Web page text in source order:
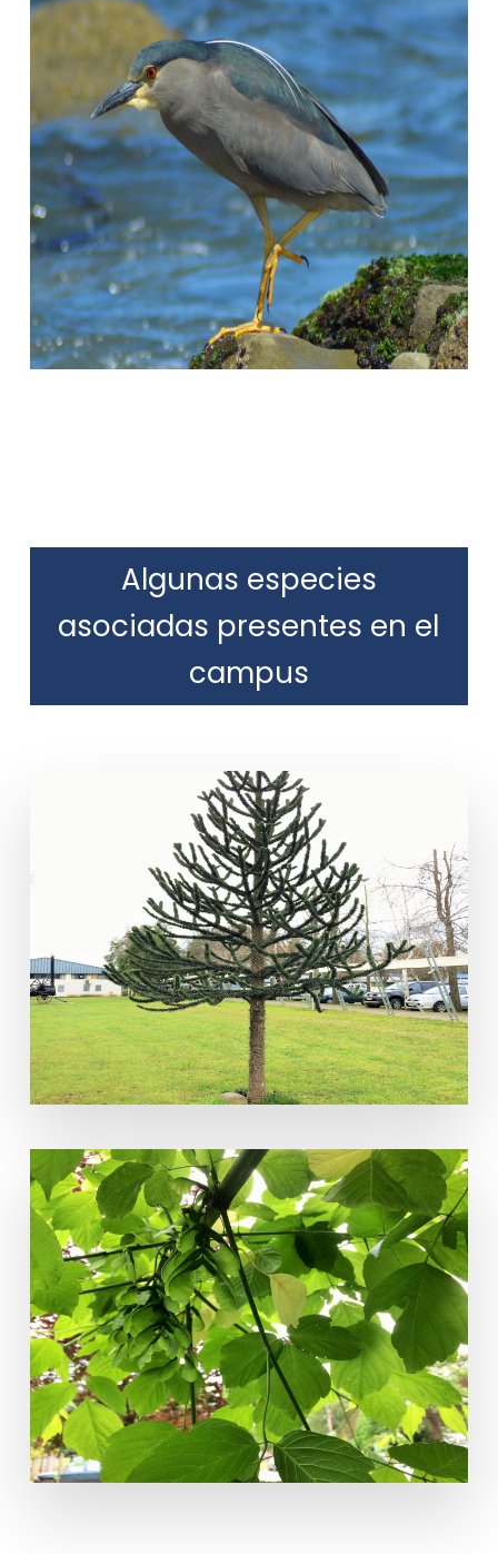
Algunas especies
asociadas presentes en el
campus
Araucaria araucana
Acer negundo L. Arce negundo